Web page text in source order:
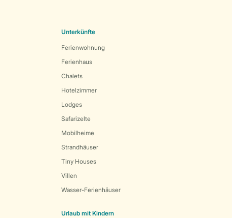
Unterkünfte
Ferienwohnung
Ferienhaus
Chalets
Hotelzimmer
Lodges
Safarizelte
Mobilheime
Strandhäuser
Tiny Houses
Villen
Wasser-Ferienhäuser
Urlaub mit Kindern